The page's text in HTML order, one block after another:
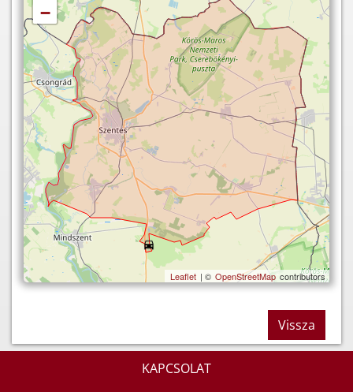
−
Leaflet | © OpenStreetMap contributors
Vissza
KAPCSOLAT